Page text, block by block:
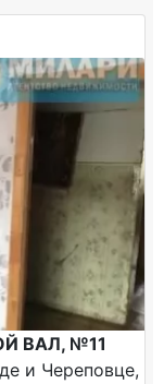
ВАЛ, №11
и Череповце,